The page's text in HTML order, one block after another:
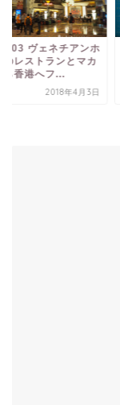
ヴェネチアンホ
のレストランとマカ
ら香港へフ...
2018年4月3日